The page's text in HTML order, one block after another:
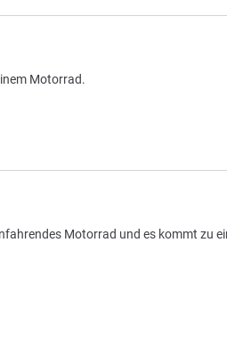
Motorrad.
Motorrad und es kommt zu